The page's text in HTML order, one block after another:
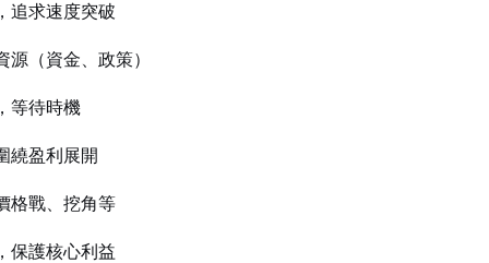
追求速度突破
源（資金、政策）
等待時機
繞盈利展開
格戰、挖角等
保護核心利益